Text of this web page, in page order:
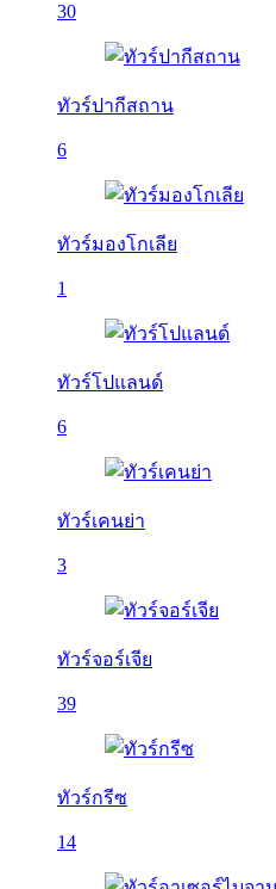
30
ทัวร์ปากีสถาน
6
ทัวร์มองโกเลีย
1
ทัวร์โปแลนด์
6
ทัวร์เคนย่า
3
ทัวร์จอร์เจีย
39
ทัวร์กรีซ
14